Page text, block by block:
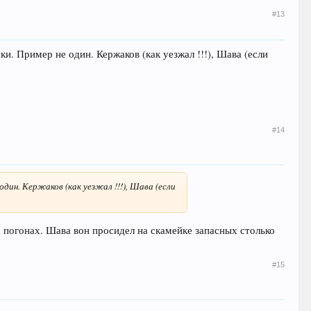
#13
Пример не один. Кержаков (как уезжал !!!), Шава (если
#14
Кержаков (как уезжал !!!), Шава (если
Шава вон просидел на скамейке запасных столько
#15